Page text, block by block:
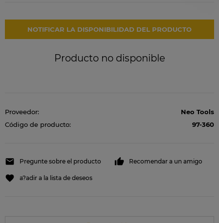
NOTIFICAR LA DISPONIBILIDAD DEL PRODUCTO
Producto no disponible
Proveedor:
Neo Tools
Código de producto:
97-360
Pregunte sobre el producto Recomendar a un amigo
a?adir a la lista de deseos